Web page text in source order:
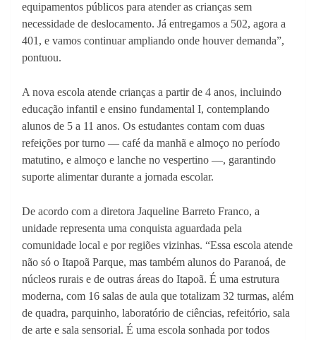
equipamentos públicos para atender as crianças sem
necessidade de deslocamento. Já entregamos a 502, agora a
401, e vamos continuar ampliando onde houver demanda”,
pontuou.
A nova escola atende crianças a partir de 4 anos, incluindo
educação infantil e ensino fundamental I, contemplando
alunos de 5 a 11 anos. Os estudantes contam com duas
refeições por turno — café da manhã e almoço no período
matutino, e almoço e lanche no vespertino —, garantindo
suporte alimentar durante a jornada escolar.
De acordo com a diretora Jaqueline Barreto Franco, a
unidade representa uma conquista aguardada pela
comunidade local e por regiões vizinhas. “Essa escola atende
não só o Itapoã Parque, mas também alunos do Paranoá, de
núcleos rurais e de outras áreas do Itapoã. É uma estrutura
moderna, com 16 salas de aula que totalizam 32 turmas, além
de quadra, parquinho, laboratório de ciências, refeitório, sala
de arte e sala sensorial. É uma escola sonhada por todos